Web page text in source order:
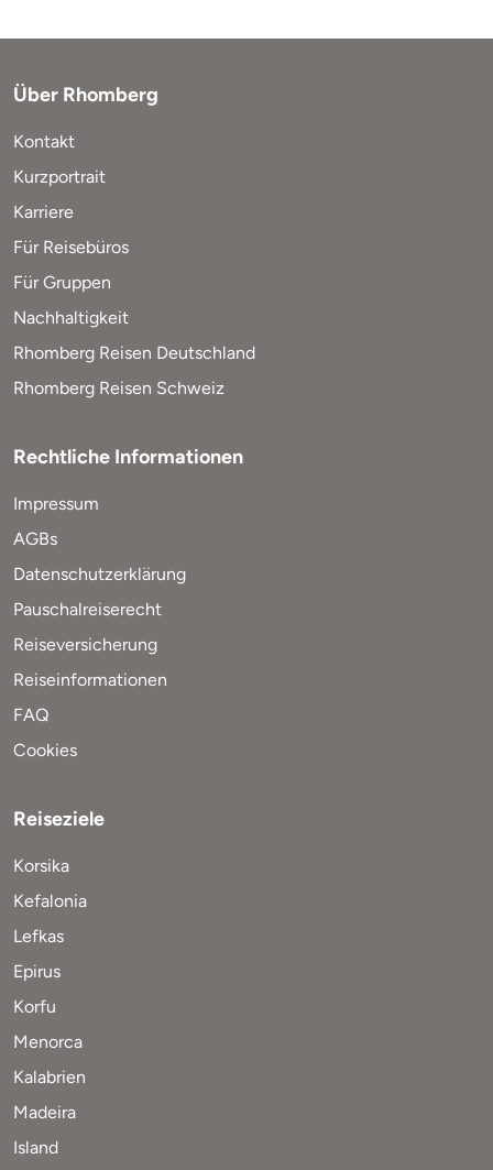
Über Rhomberg
Kontakt
Kurzportrait
Karriere
Für Reisebüros
Für Gruppen
Nachhaltigkeit
Rhomberg Reisen Deutschland
Rhomberg Reisen Schweiz
Rechtliche Informationen
Impressum
AGBs
Datenschutzerklärung
Pauschalreiserecht
Reiseversicherung
Reiseinformationen
FAQ
Cookies
Reiseziele
Korsika
Kefalonia
Lefkas
Epirus
Korfu
Menorca
Kalabrien
Madeira
Island